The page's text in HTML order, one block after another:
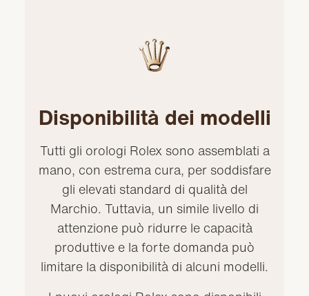
Disponibilità dei modelli
Tutti gli orologi Rolex sono assemblati a
mano, con estrema cura, per soddisfare
gli elevati standard di qualità del
Marchio. Tuttavia, un simile livello di
attenzione può ridurre le capacità
produttive e la forte domanda può
limitare la disponibilità di alcuni modelli.